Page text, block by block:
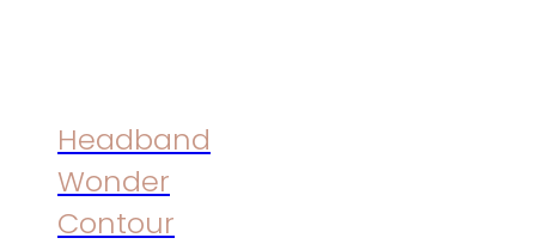
Headband
Wonder
Contour